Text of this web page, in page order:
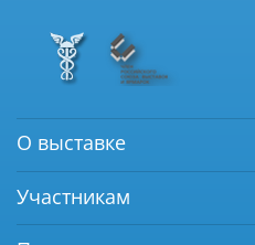
О выставке
Участникам